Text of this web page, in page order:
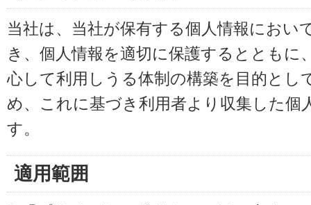
当社は、当社が保有する個人情報におい
き、個人情報を適切に保護するとともに
心して利用しうる体制の構築を目的とし
め、これに基づき利用者より収集した個
す。
適用範囲